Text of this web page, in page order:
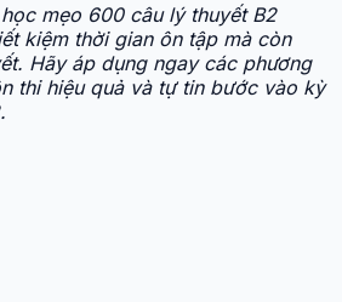
mẹo 600 câu lý thuyết B2
kiệm thời gian ôn tập mà còn
Hãy áp dụng ngay các phương
thi hiệu quả và tự tin bước vào kỳ